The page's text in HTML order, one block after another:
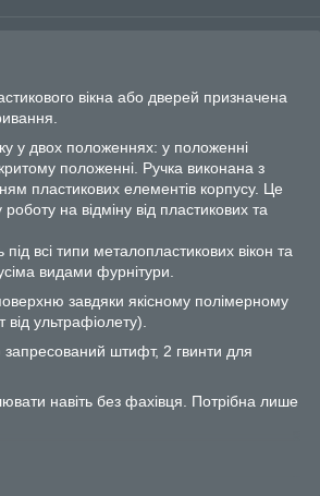
вікна або дверей призначена
у двох положеннях: у положенні
положенні. Ручка виконана з
пластикових елементів корпусу. Це
на відміну від пластикових та
всі типи металопластикових вікон та
видами фурнітури.
завдяки якісному полімерному
ультрафіолету).
запресований штифт, 2 гвинти для
навіть без фахівця. Потрібна лише